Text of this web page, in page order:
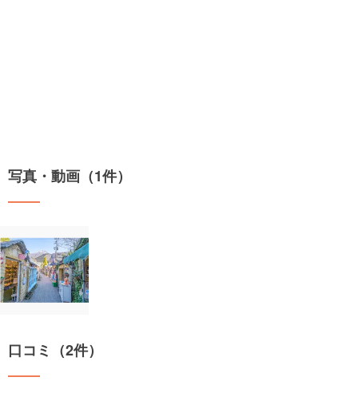
写真・動画（1件）
口コミ（2件）